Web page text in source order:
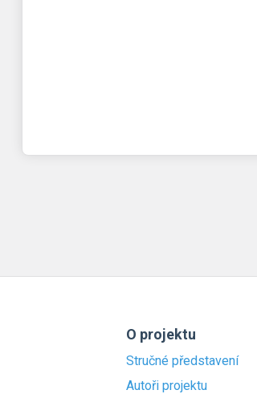
O projektu
Stručné představení
Autoři projektu